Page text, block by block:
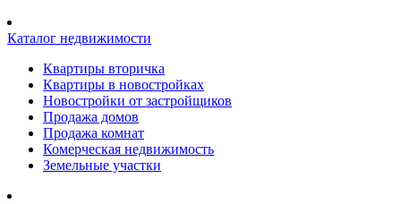
Каталог недвижимости
Квартиры вторичка
Квартиры в новостройках
Новостройки от застройщиков
Продажа домов
Продажа комнат
Комерческая недвижимость
Земельные участки